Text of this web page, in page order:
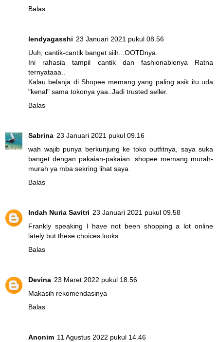
Balas
lendyagasshi 23 Januari 2021 pukul 08.56
Uuh, cantik-cantik banget siih...OOTDnya.
Ini rahasia tampil cantik dan fashionablenya Ratna
ternyataaa..
Kalau belanja di Shopee memang yang paling asik itu uda
"kenal" sama tokonya yaa..Jadi trusted seller.
Balas
Sabrina 23 Januari 2021 pukul 09.16
wah wajib punya berkunjung ke toko outfitnya, saya suka
banget dengan pakaian-pakaian. shopee memang murah-
murah ya mba sekring lihat saya
Balas
Indah Nuria Savitri 23 Januari 2021 pukul 09.58
Frankly speaking I have not been shopping a lot online
lately but these choices looks
Balas
Devina 23 Maret 2022 pukul 18.56
Makasih rekomendasinya
Balas
Anonim 11 Agustus 2022 pukul 14.46